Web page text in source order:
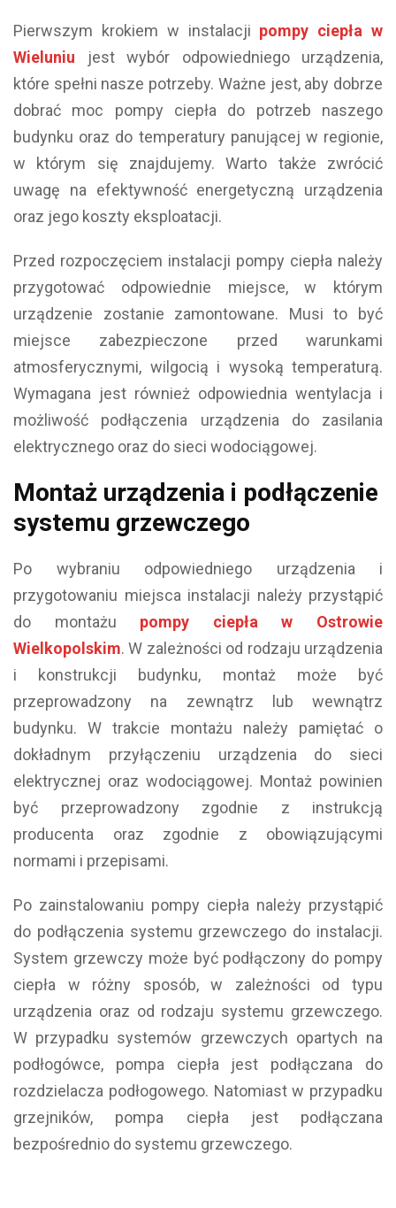
Pierwszym krokiem w instalacji pompy ciepła w
Wieluniu jest wybór odpowiedniego urządzenia,
które spełni nasze potrzeby. Ważne jest, aby dobrze
dobrać moc pompy ciepła do potrzeb naszego
budynku oraz do temperatury panującej w regionie,
w którym się znajdujemy. Warto także zwrócić
uwagę na efektywność energetyczną urządzenia
oraz jego koszty eksploatacji.
Przed rozpoczęciem instalacji pompy ciepła należy
przygotować odpowiednie miejsce, w którym
urządzenie zostanie zamontowane. Musi to być
miejsce zabezpieczone przed warunkami
atmosferycznymi, wilgocią i wysoką temperaturą.
Wymagana jest również odpowiednia wentylacja i
możliwość podłączenia urządzenia do zasilania
elektrycznego oraz do sieci wodociągowej.
Montaż urządzenia i podłączenie
systemu grzewczego
Po wybraniu odpowiedniego urządzenia i
przygotowaniu miejsca instalacji należy przystąpić
do montażu pompy ciepła w Ostrowie
Wielkopolskim. W zależności od rodzaju urządzenia
i konstrukcji budynku, montaż może być
przeprowadzony na zewnątrz lub wewnątrz
budynku. W trakcie montażu należy pamiętać o
dokładnym przyłączeniu urządzenia do sieci
elektrycznej oraz wodociągowej. Montaż powinien
być przeprowadzony zgodnie z instrukcją
producenta oraz zgodnie z obowiązującymi
normami i przepisami.
Po zainstalowaniu pompy ciepła należy przystąpić
do podłączenia systemu grzewczego do instalacji.
System grzewczy może być podłączony do pompy
ciepła w różny sposób, w zależności od typu
urządzenia oraz od rodzaju systemu grzewczego.
W przypadku systemów grzewczych opartych na
podłogówce, pompa ciepła jest podłączana do
rozdzielacza podłogowego. Natomiast w przypadku
grzejników, pompa ciepła jest podłączana
bezpośrednio do systemu grzewczego.